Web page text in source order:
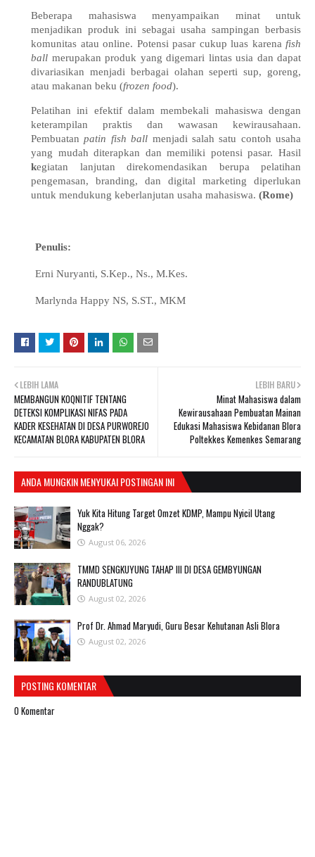
Beberapa mahasiswa menyampaikan minat untuk
menjadikan produk ini sebagai usaha sampingan berbasis
komunitas atau online. Potensi pasar cukup luas karena fish
ball merupakan produk yang digemari lintas usia dan dapat
divariasikan menjadi berbagai olahan seperti sup, goreng,
atau makanan beku (frozen food).
Pelatihan ini efektif dalam membekali mahasiswa dengan
keterampilan praktis dan wawasan kewirausahaan.
Pembuatanpatin fish ball menjadi salah satu contoh usaha
yang mudah diterapkan dan memiliki potensi pasar. Hasil
kegiatan lanjutan direkomendasikan berupa pelatihan
pengemasan, branding, dan digital marketing diperlukan
untuk mendukung keberlanjutan usaha mahasiswa. (Rome)
Penulis:
Erni Nuryanti, S.Kep., Ns., M.Kes.
Marlynda Happy NS, S.ST., MKM
LEBIH BARU
Minat Mahasiswa dalam
Kewirausahaan Pembuatan Mainan
Edukasi Mahasiswa Kebidanan Blora
Poltekkes Kemenkes Semarang
LEBIH LAMA
MEMBANGUN KOQNITIF TENTANG
DETEKSI KOMPLIKASI NIFAS PADA
KADER KESEHATAN DI DESA PURWOREJO
KECAMATAN BLORA KABUPATEN BLORA
ANDA MUNGKIN MENYUKAI POSTINGAN INI
Yuk Kita Hitung Target Omzet KDMP, Mampu Nyicil Utang
Nggak?
August 06, 2026
TMMD SENGKUYUNG TAHAP III DI DESA GEMBYUNGAN
RANDUBLATUNG
August 02, 2026
Prof Dr. Ahmad Maryudi, Guru Besar Kehutanan Asli Blora
August 02, 2026
POSTING KOMENTAR
0 Komentar